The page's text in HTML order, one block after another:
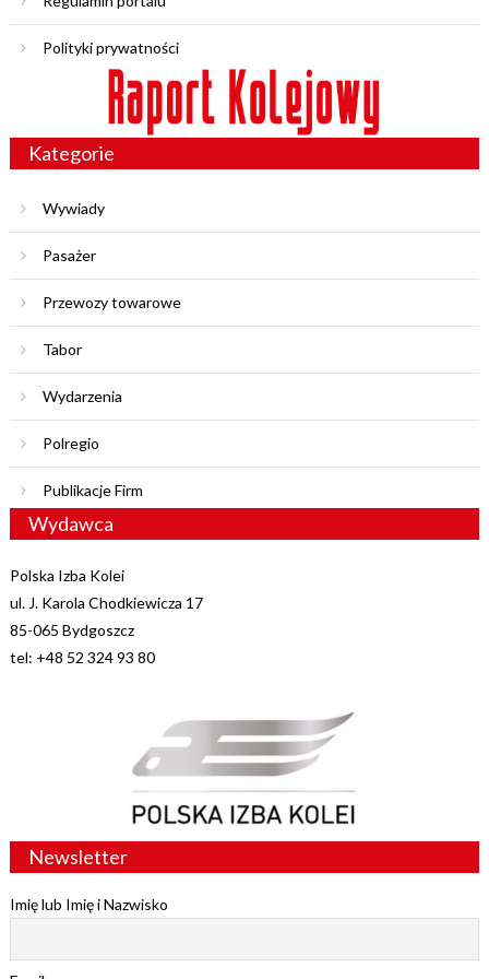
Polityki prywatności
Kategorie
Wywiady
Pasażer
Przewozy towarowe
Tabor
Wydarzenia
Polregio
Publikacje Firm
Wydawca
Polska Izba Kolei
ul. J. Karola Chodkiewicza 17
85-065 Bydgoszcz
tel: +48 52 324 93 80
Newsletter
Imię lub Imię i Nazwisko